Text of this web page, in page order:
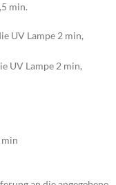
min.
UV Lampe 2 min,
UV Lampe 2 min,
min